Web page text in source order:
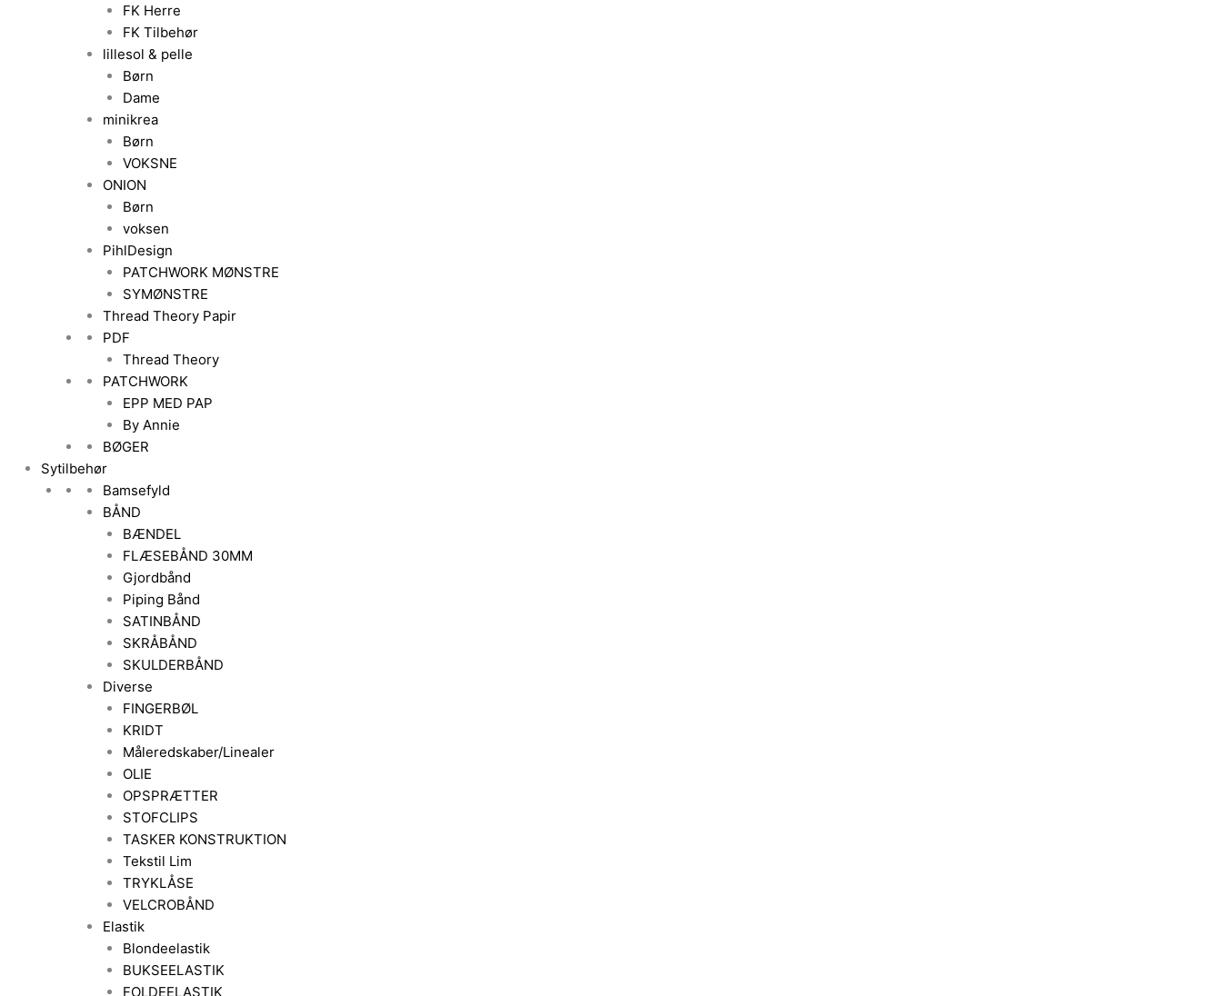
FK Herre
FK Tilbehør
lillesol & pelle
Børn
Dame
minikrea
Børn
VOKSNE
ONION
Børn
voksen
PihlDesign
PATCHWORK MØNSTRE
SYMØNSTRE
Thread Theory Papir
PDF
Thread Theory
PATCHWORK
EPP MED PAP
By Annie
BØGER
Sytilbehør
Bamsefyld
BÅND
BÆNDEL
FLÆSEBÅND 30MM
Gjordbånd
Piping Bånd
SATINBÅND
SKRÅBÅND
SKULDERBÅND
Diverse
FINGERBØL
KRIDT
Måleredskaber/Linealer
OLIE
OPSPRÆTTER
STOFCLIPS
TASKER KONSTRUKTION
Tekstil Lim
TRYKLÅSE
VELCROBÅND
Elastik
Blondeelastik
BUKSEELASTIK
FOLDEELASTIK